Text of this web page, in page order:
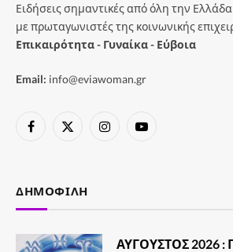
Ειδήσεις σημαντικές από όλη την Ελλάδα
με πρωταγωνιστές της κοινωνικής
Επικαιρότητα - Γυναίκα - Εύβοια
Email: info@eviawoman.gr
Facebook
X
InstagramYouTube
ΔΗΜΟΦΙΛΉ
ΑΥΓΟΥΣΤΟΣ 2026 :